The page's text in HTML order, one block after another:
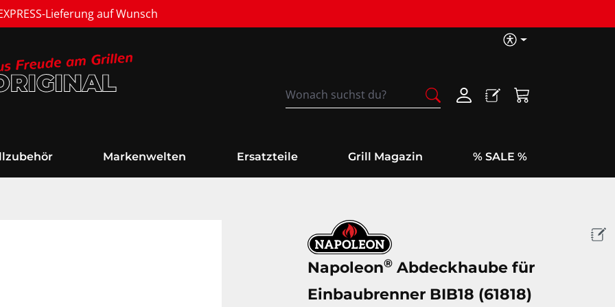
Versandkostenfrei
Warenkorb
Markenwelten Ersatzteile Grill Magazin % SALE %
Napoleon® Abdeckhaube für
Einbaubrenner BIB18 (61818)